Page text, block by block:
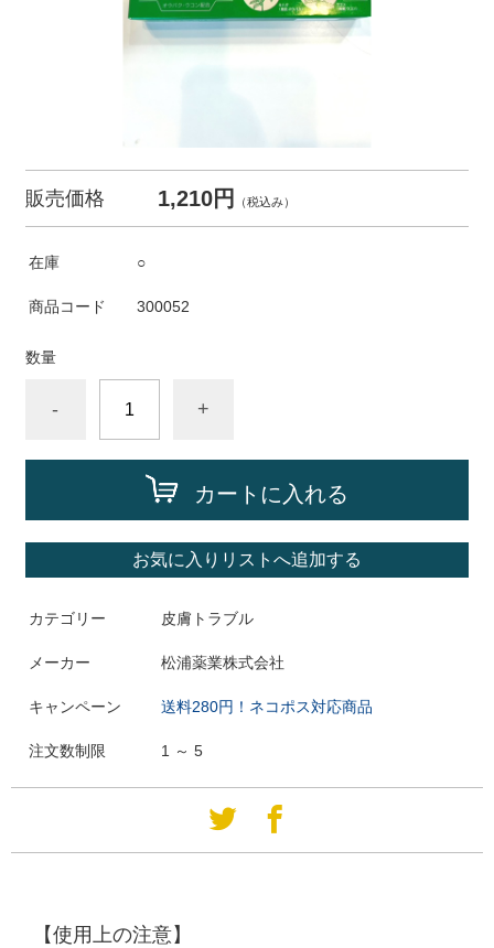
販売価格 1,210円 （税込み）
在庫 ○
商品コード 300052
数量
- +
カートに入れる
お気に入りリストへ追加する
カテゴリー 皮膚トラブル
メーカー 松浦薬業株式会社
キャンペーン 送料280円！ネコポス対応商品
注文数制限 1 ～ 5
【使用上の注意】